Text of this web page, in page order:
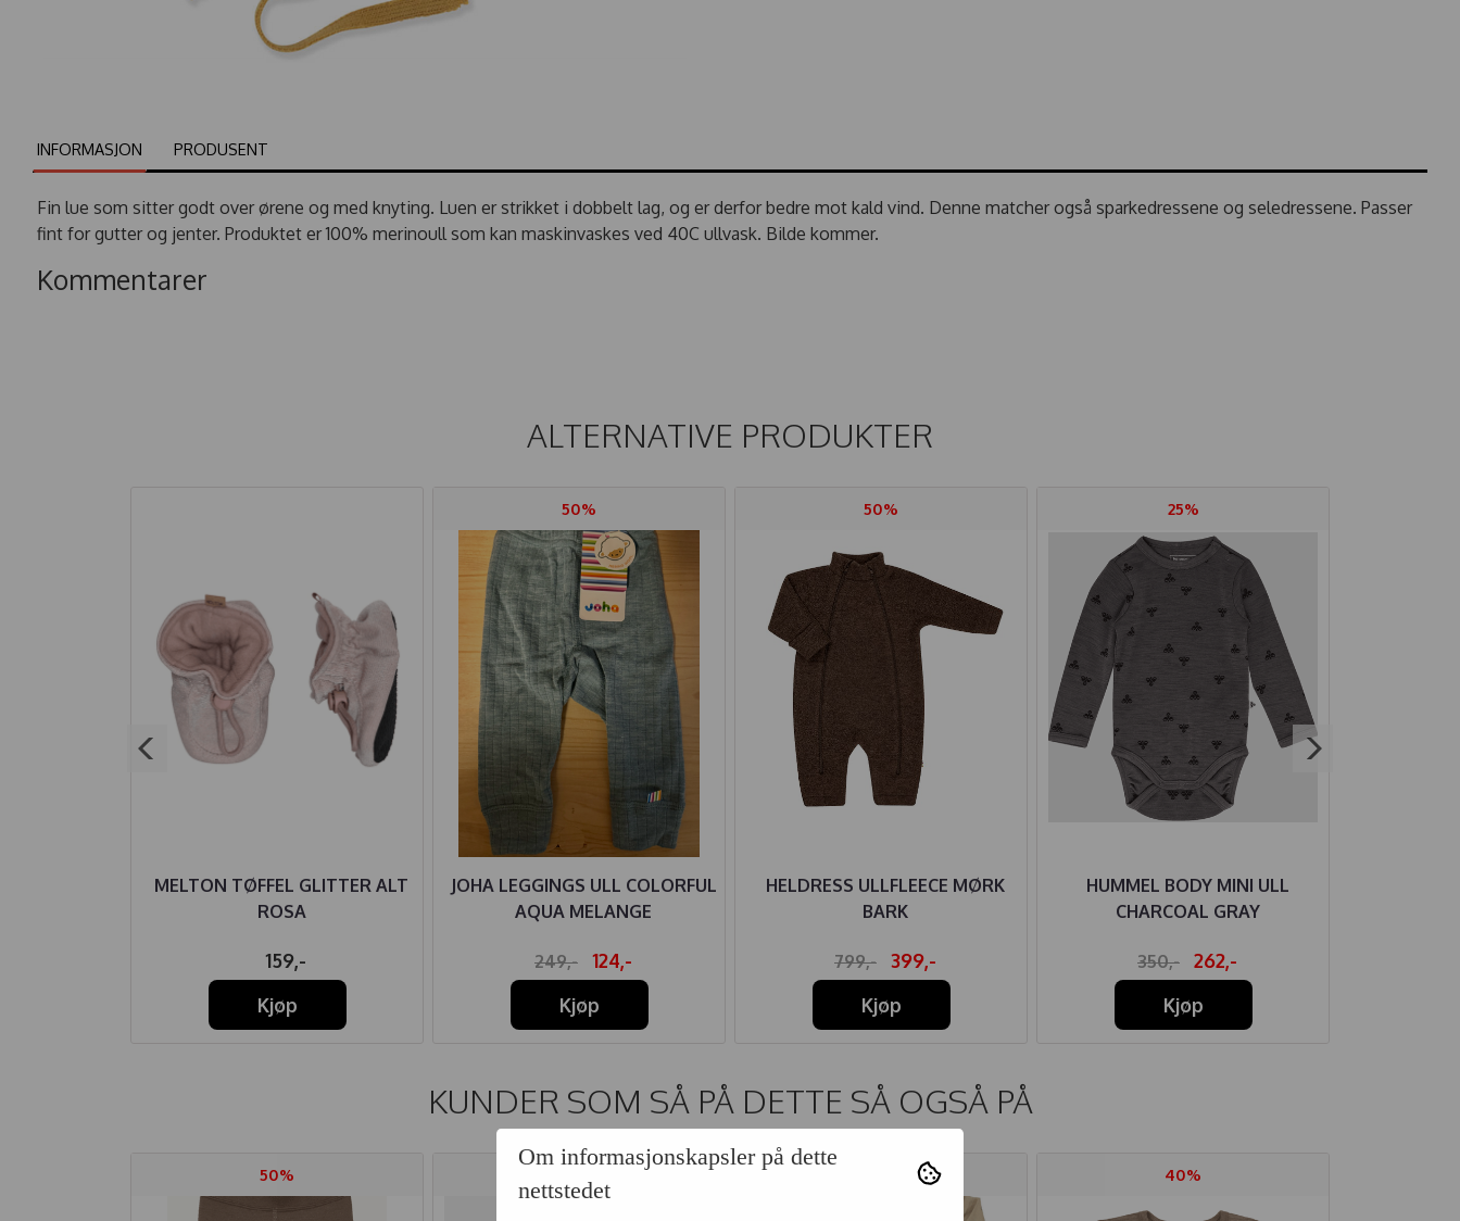
INFORMASJON PRODUSENT
Fin lue som sitter godt over ørene og med knyting. Luen er strikket i dobbelt lag, og er derfor bedre mot kald vind. Denne matcher også sparkedressene og seledressene. Passer
fint for gutter og jenter. Produktet er 100% merinoull som kan maskinvaskes ved 40C ullvask. Bilde kommer.
Kommentarer
ALTERNATIVE PRODUKTER
MELTON TØFFEL GLITTER ALT
ROSA
159,-
Kjøp
50%
JOHA LEGGINGS ULL COLORFUL
AQUA MELANGE
249,-
124,-
Kjøp
50%
HELDRESS ULLFLEECE MØRK
BARK
799,-
399,-
Kjøp
25%
HUMMEL BODY MINI ULL
CHARCOAL GRAY
350,-
262,-
Kjøp
KUNDER SOM SÅ PÅ DETTE SÅ OGSÅ PÅ
50% 40%
Om informasjonskapsler på dette
nettstedet